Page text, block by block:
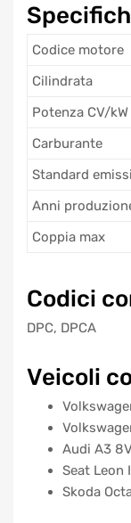
Codice motore
Cilindrata
Potenza CV/kW
Carburante
Standard
Anni
Coppia max
Codici
DPC, DPCA
Veicoli
Audi A3
Seat Leon
Skoda